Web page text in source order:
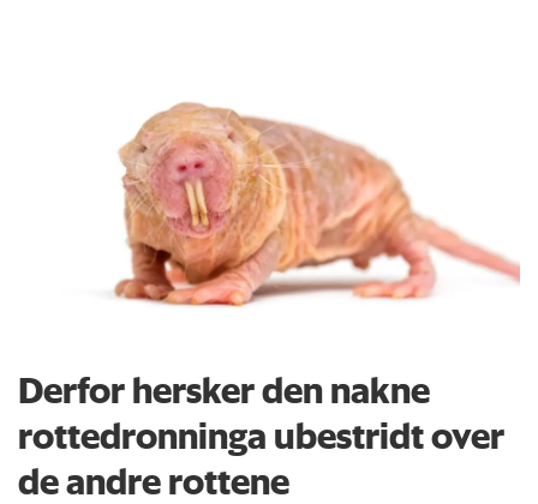
Derfor hersker den nakne
rottedronninga ubestridt over
de andre rottene